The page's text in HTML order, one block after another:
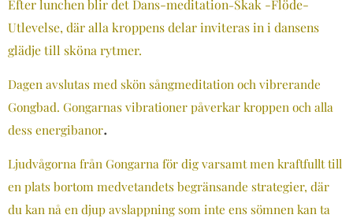
Efter lunchen blir det Dans-meditation-Skak -Flöde-
Utlevelse, där alla kroppens delar inviteras in i dansens
glädje till sköna rytmer.
Dagen avslutas med skön sångmeditation och vibrerande
Gongbad. Gongarnas vibrationer påverkar kroppen och alla
dess energibanor.
Ljudvågorna från Gongarna för dig varsamt men kraftfullt till
en plats bortom medvetandets begränsande strategier, där
du kan nå en djup avslappning som inte ens sömnen kan ta